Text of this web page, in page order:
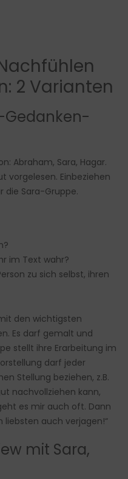
2 Varianten
Gedanken-
Abraham, Sara, Hagar.
vorgelesen. Einbeziehen
die Sara-Gruppe.
im Text wahr?
zu sich selbst, ihren
den wichtigsten
Es darf gemalt und
stellt ihre Erarbeitung im
darf jeder
Stellung beziehen, z.B.
nachvollziehen kann,
es mir auch oft. Dann
auch verjagen!“
mit Sara,